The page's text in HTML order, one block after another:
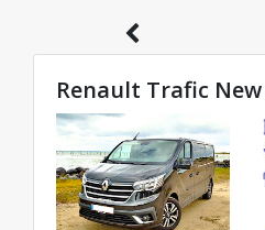
préservant votre budget.
Renault Trafic New